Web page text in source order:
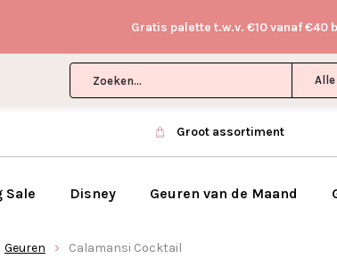
Gratis palette t.w.v. €10 vanaf €40
Groot assortiment
Sale Disney Geuren van de Maand
Geuren Calamansi Cocktail